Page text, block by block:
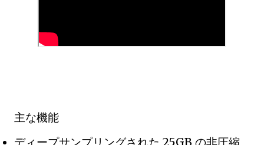
主な機能
ディープサンプリングされた 25GB の非圧縮